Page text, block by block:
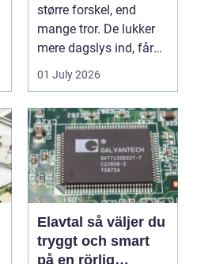
større forskel, end
mange tror. De lukker
mere dagslys ind, får
hjem og erhvervs...
01 July 2026
Elavtal så väljer du
tryggt och smart
på en rörlig